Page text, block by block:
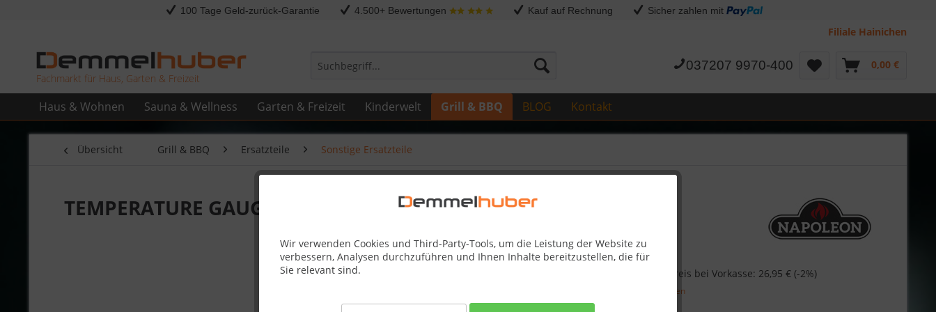
100 Tage Geld-zurück-Garantie 4.500+ Bewertungen Kauf auf Rechnung Sicher zahlen mit
Filiale Hainichen
Fachmarkt für Haus, Garten & Freizeit
037207 9970-400 0,00 €
Haus & Wohnen Sauna & Wellness Garten & Freizeit Kinderwelt Grill & BBQ BLOG Kontakt
Wir verwenden Cookies und Third-Party-Tools, um die Leistung der Website zu
verbessern, Analysen durchzuführen und Ihnen Inhalte bereitzustellen, die für
Sie relevant sind.
Übersicht Grill & BBQ Ersatzteile Sonstige Ersatzteile
TEMPERATURE GAUGE PRO285 #N685-0017
27,50 € Skonto-Preis bei Vorkasse: 26,95 € (-2%)
zzgl. Versandkosten
Best-Preis-Garantie